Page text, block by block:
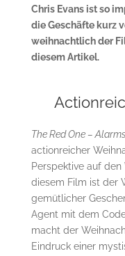
Chris Evans ist so
die Geschäfte kurz
weihnachtlich der
diesem Artikel.
The Red One –
actionreicher
Perspektive auf
diesem Film ist der
gemütlicher
Agent mit dem
macht der
Eindruck einer